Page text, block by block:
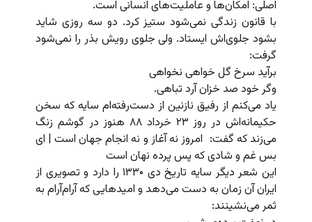
اصلی: امکان‌ها و عاملیت‌های انسانی است.
با قانون زندگی نمی‌شود ستیز کرد. دو سه روزی شاید
بشود جلوی‌اش ایستاد. ولی جلوی رویش بذر را نمی‌شود
گرفت:
برآید سرخ گل خواهی نخواهی
وگر خود صد خزان آرد تباهی.
یاد می‌کنم از رفیق نازنین از دست‌رفته‌ام سایه که سخن
حکیمانه‌اش در روز ۲۳ خرداد ۸۸ هنوز در گوشم زنگ
می‌زند که گفت: امروز نه آغاز و نه انجام جهان است | ای
بس غم و شادی که پس پرده نهان است
این شعر دیگر سایه تاریخ دی ۱۳۳۰ را دارد و تصویری از
ایران آن زمان به دست می‌دهد و امیدهایی که آرام‌آرام به
ثمر می‌نشینند: